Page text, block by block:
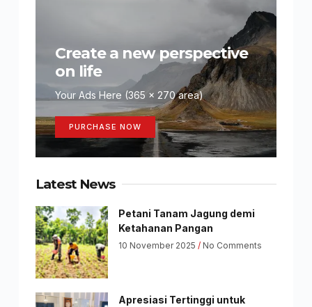
Create a new perspective
on life
Your Ads Here (365 x 270 area)
PURCHASE NOW
Latest News
Petani Tanam Jagung demi
Ketahanan Pangan
10 November 2025 No Comments
Apresiasi Tertinggi untuk